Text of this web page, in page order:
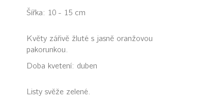
Šířka: 10 - 15 cm
Květy zářivě žluté s jasně oranžovou
pakorunkou.
Doba kvetení: duben
Listy svěže zelené.